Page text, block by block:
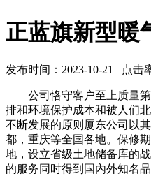
正蓝旗新型暖
发布时间：2023-10-21 点击
公司恪守客户至上质量第
排和环境保护成本和被人们
不断发展的原则厦东公司以
都，重庆等全国各地。保修
地，设立省级土地储备库的
的服务同时得到国內外知名